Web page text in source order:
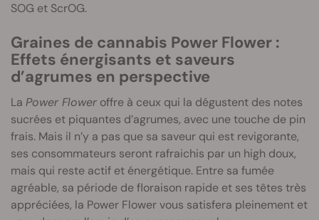
SOG et ScrOG.
Graines de cannabis Power Flower :
Effets énergisants et saveurs
d’agrumes en perspective
La Power Flower offre à ceux qui la dégustent des notes
sucrées et piquantes d’agrumes, avec une touche de pin
frais. Mais il n’y a pas que sa saveur qui est revigorante,
ses consommateurs seront rafraichis par un high doux,
mais qui reste actif et énergétique. Entre sa fumée
agréable, sa période de floraison rapide et ses têtes très
appréciées, la Power Flower vous satisfera pleinement et